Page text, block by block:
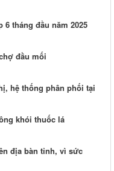
tháng đầu năm 2025
đầu mối
hệ thống phân phối tại
khói thuốc lá
địa bàn tỉnh, vì sức